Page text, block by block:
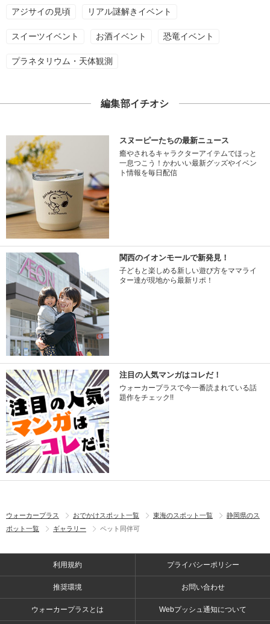
アジサイの見頃 リアル謎解きイベント
スイーツイベント お酒イベント 恐竜イベント
プラネタリウム・天体観測
編集部イチオシ
スヌーピーたちの最新ニュース
癒やされるキャラクターアイテムでほっと
一息つこう！かわいい最新グッズやイベン
ト情報を毎日配信
関西のイオンモールで新発見！
子どもと楽しめる新しい遊び方をママライ
ター達が現地から最新リポ！
注目の人気マンガはコレだ！
ウォーカープラスで今一番読まれている話
題作をチェック!!
ウォーカープラス おでかけスポット一覧 東海のスポット一覧
静岡県のス
ポット一覧
ギャラリー ペット同伴可
利用規約 プライバシーポリシー
推奨環境 お問い合わせ
ウォーカープラスとは Webプッシュ通知について